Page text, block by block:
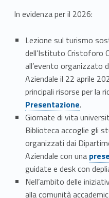
t
à
o
t
In evidenza per il 2026:
Lezione sul turismo
dell’Istituto Cristoforo
all’evento organizzato
Aziendale il 22 aprile
principali risorse per la
Presentazione.
Giornate di vita
Biblioteca accoglie gli
organizzati dai
Aziendale con una
guidate e desk con
Nell’ambito delle
alla comunità